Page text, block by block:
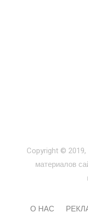
Copyright ©
материалов
О НАС